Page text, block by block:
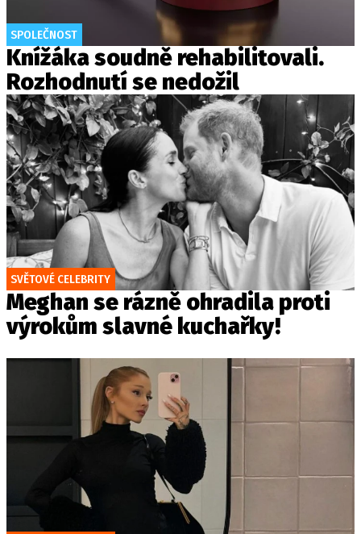
SPOLEČNOST
Knížáka soudně rehabilitovali.
Rozhodnutí se nedožil
SVĚTOVÉ CELEBRITY
Meghan se rázně ohradila proti
výrokům slavné kuchařky!